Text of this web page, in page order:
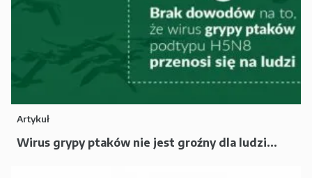
Artykuł
Wirus grypy ptaków nie jest groźny dla ludzi...